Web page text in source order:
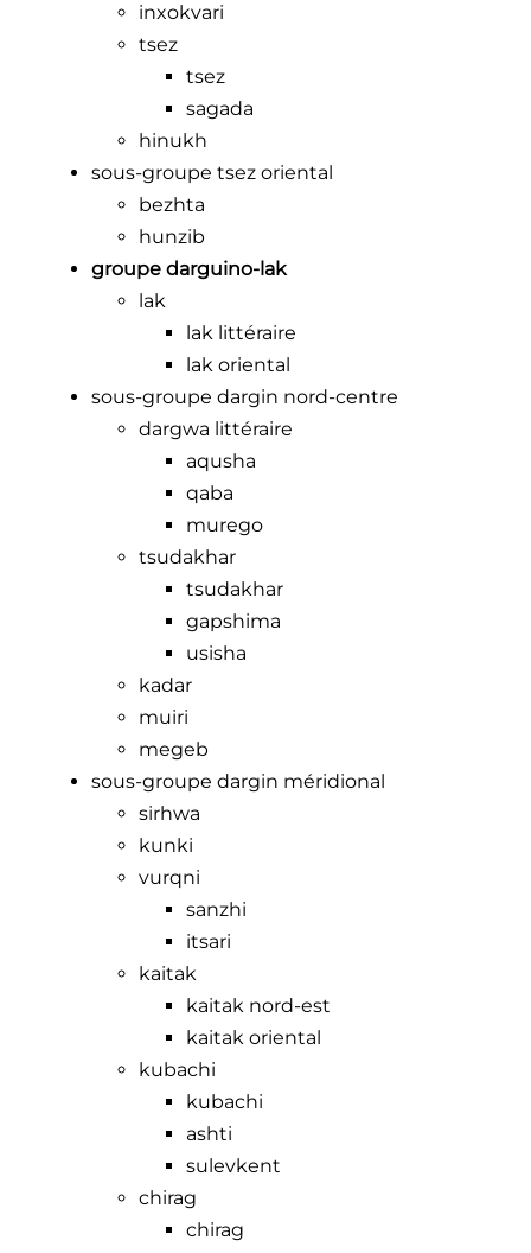
inxokvari
tsez
tsez
sagada
hinukh
sous-groupe tsez oriental
bezhta
hunzib
groupe darguino-lak
lak
lak littéraire
lak oriental
sous-groupe dargin nord-centre
dargwa littéraire
aqusha
qaba
murego
tsudakhar
tsudakhar
gapshima
usisha
kadar
muiri
megeb
sous-groupe dargin méridional
sirhwa
kunki
vurqni
sanzhi
itsari
kaitak
kaitak nord-est
kaitak oriental
kubachi
kubachi
ashti
sulevkent
chirag
chirag